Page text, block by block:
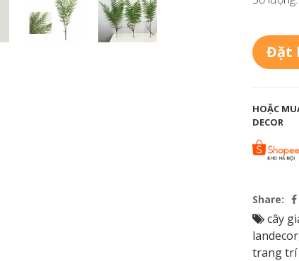
Đặt
HOẶC
DECOR
Share:
cây
landecor
trang trí